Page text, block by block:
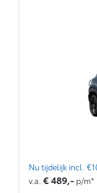
Nu tijdelijk incl.
v.a. € 489,- p/m*